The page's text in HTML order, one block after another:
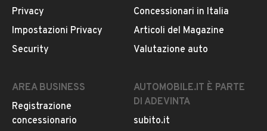
Privacy
Impostazioni Privacy
Security
Concessionari in Italia
Articoli del Magazine
Valutazione auto
AREA BUSINESS
Registrazione
concessionario
AUTOMOBILE.IT È PARTE
DI ADEVINTA
subito.it